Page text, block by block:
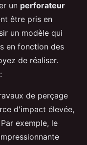
un perforateur
être pris en
un modèle qui
en fonction des
de réaliser.
de perçage
d'impact élevée,
exemple, le